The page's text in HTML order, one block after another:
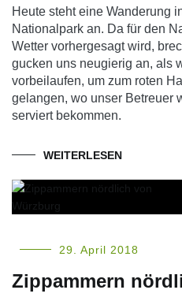
Heute steht eine Wanderung
Nationalpark an. Da für den
Wetter vorhergesagt wird,
gucken uns neugierig an, als
vorbeilaufen, um zum roten
gelangen, wo unser Betreuer
serviert bekommen.
WEITERLESEN
29. April 2018
Zippammern